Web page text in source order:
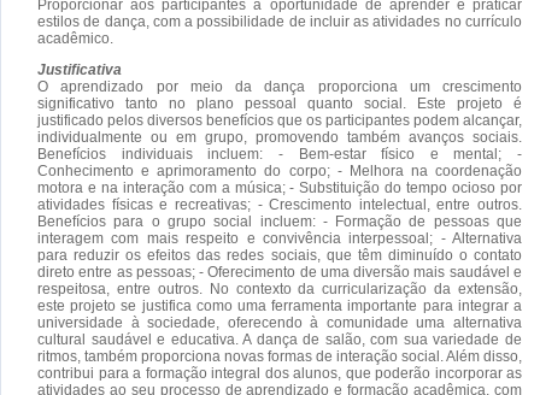
Proporcionar aos participantes a oportunidade de aprender e praticar
estilos de dança, com a possibilidade de incluir as atividades no currículo
acadêmico.
Justificativa
O aprendizado por meio da dança proporciona um crescimento
significativo tanto no plano pessoal quanto social. Este projeto é
justificado pelos diversos benefícios que os participantes podem alcançar,
individualmente ou em grupo, promovendo também avanços sociais.
Benefícios individuais incluem: - Bem-estar físico e mental; -
Conhecimento e aprimoramento do corpo; - Melhora na coordenação
motora e na interação com a música; - Substituição do tempo ocioso por
atividades físicas e recreativas; - Crescimento intelectual, entre outros.
Benefícios para o grupo social incluem: - Formação de pessoas que
interagem com mais respeito e convivência interpessoal; - Alternativa
para reduzir os efeitos das redes sociais, que têm diminuído o contato
direto entre as pessoas; - Oferecimento de uma diversão mais saudável e
respeitosa, entre outros. No contexto da curricularização da extensão,
este projeto se justifica como uma ferramenta importante para integrar a
universidade à sociedade, oferecendo à comunidade uma alternativa
cultural saudável e educativa. A dança de salão, com sua variedade de
ritmos, também proporciona novas formas de interação social. Além disso,
contribui para a formação integral dos alunos, que poderão incorporar as
atividades ao seu processo de aprendizado e formação acadêmica, com